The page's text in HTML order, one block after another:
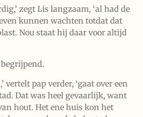
zegt Lis langzaam, ‘al had de
kunnen wachten totdat dat
Nou staat hij daar voor altijd
vertelt pap verder, ‘gaat over een
Dat was heel gevaarlijk, want
hout. Het ene huis kon het